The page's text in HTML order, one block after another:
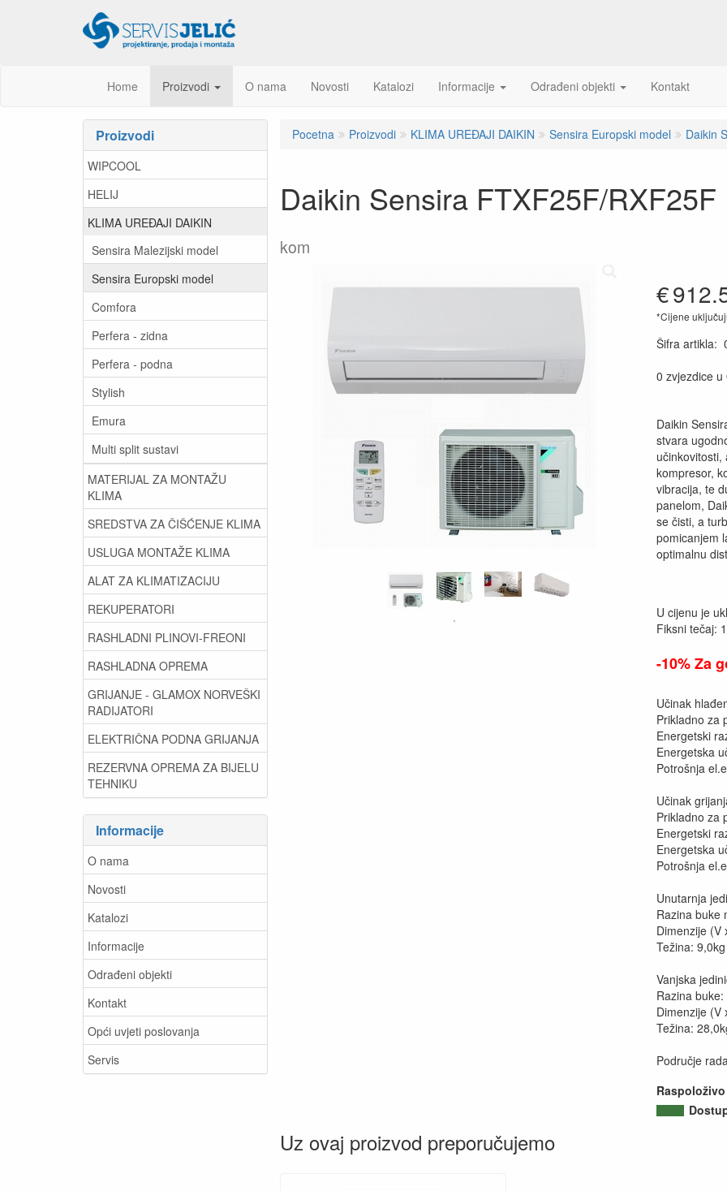
Home Proizvodi O nama Novosti Katalozi Informacije Odrađeni objekti Kontakt
Pocetna Proizvodi KLIMA UREĐAJI DAIKIN Sensira Europski model Daikin
Daikin Sensira FTXF25F/RXF25F
kom
€
*Cijene
Šifra artikla:
0 zvjezdice
Daikin
stvara
kompresor,
vibracija, te
panelom,
se čisti, a
pomicanjem
optimalnu
U cijenu je
Fiksni tečaj:
-10% Za
Učinak
Prikladno za
Energetski
Energetska
Potrošnja
Učinak
Prikladno za
Energetski
Energetska
Potrošnja
Unutarnja
Razina buke
Dimenzije (V
Težina: 9,0kg
Vanjska
Razina buke:
Dimenzije (V
Težina:
Područje
Raspoloživo
Uz ovaj proizvod preporučujemo
Proizvodi
WIPCOOL
HELIJ
KLIMA UREĐAJI DAIKIN
Sensira Malezijski model
Sensira Europski model
Comfora
Perfera - zidna
Perfera - podna
Stylish
Emura
Multi split sustavi
MATERIJAL ZA MONTAŽU
KLIMA
SREDSTVA ZA ČIŠĆENJE KLIMA
USLUGA MONTAŽE KLIMA
ALAT ZA KLIMATIZACIJU
REKUPERATORI
RASHLADNI PLINOVI-FREONI
RASHLADNA OPREMA
GRIJANJE - GLAMOX NORVEŠKI
RADIJATORI
ELEKTRIČNA PODNA GRIJANJA
REZERVNA OPREMA ZA BIJELU
TEHNIKU
Informacije
O nama
Novosti
Katalozi
Informacije
Odrađeni objekti
Kontakt
Opći uvjeti poslovanja
Servis